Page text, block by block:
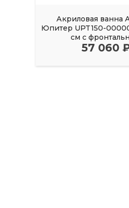
Акриловая ванна
Юпитер UPT150-
см с
57 060